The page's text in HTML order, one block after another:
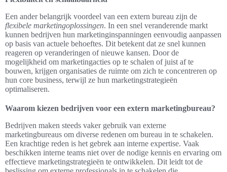
Een ander belangrijk voordeel van een extern bureau zijn de
flexibele marketingoplossingen. In een snel veranderende markt
kunnen bedrijven hun marketinginspanningen eenvoudig aanpassen
op basis van actuele behoeftes. Dit betekent dat ze snel kunnen
reageren op veranderingen of nieuwe kansen. Door de
mogelijkheid om marketingacties op te schalen of juist af te
bouwen, krijgen organisaties de ruimte om zich te concentreren op
hun core business, terwijl ze hun marketingstrategieën
optimaliseren.
Waarom kiezen bedrijven voor een extern marketingbureau?
Bedrijven maken steeds vaker gebruik van externe
marketingbureaus om diverse redenen om bureau in te schakelen.
Een krachtige reden is het gebrek aan interne expertise. Vaak
beschikken interne teams niet over de nodige kennis en ervaring om
effectieve marketingstrategieën te ontwikkelen. Dit leidt tot de